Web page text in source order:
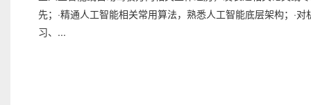
先；·精通人工智能相关常用算法，熟悉人工智能底层架构；·对
习、...